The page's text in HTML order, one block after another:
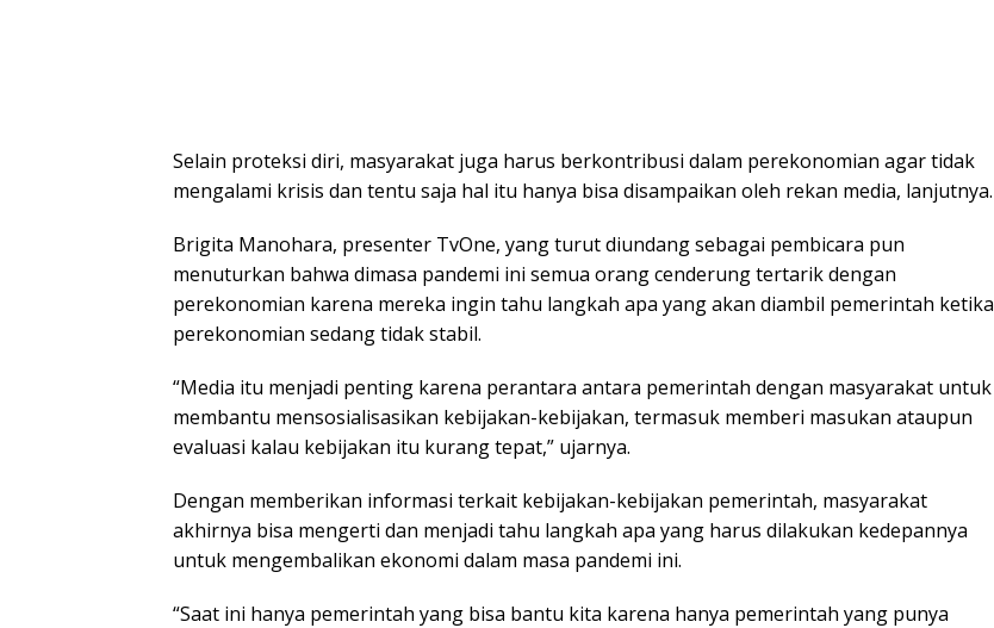
Selain proteksi diri, masyarakat juga harus berkontribusi dalam perekonomian agar tidak
mengalami krisis dan tentu saja hal itu hanya bisa disampaikan oleh rekan media, lanjutnya.
Brigita Manohara, presenter TvOne, yang turut diundang sebagai pembicara pun
menuturkan bahwa dimasa pandemi ini semua orang cenderung tertarik dengan
perekonomian karena mereka ingin tahu langkah apa yang akan diambil pemerintah ketika
perekonomian sedang tidak stabil.
“Media itu menjadi penting karena perantara antara pemerintah dengan masyarakat untuk
membantu mensosialisasikan kebijakan-kebijakan, termasuk memberi masukan ataupun
evaluasi kalau kebijakan itu kurang tepat,” ujarnya.
Dengan memberikan informasi terkait kebijakan-kebijakan pemerintah, masyarakat
akhirnya bisa mengerti dan menjadi tahu langkah apa yang harus dilakukan kedepannya
untuk mengembalikan ekonomi dalam masa pandemi ini.
“Saat ini hanya pemerintah yang bisa bantu kita karena hanya pemerintah yang punya